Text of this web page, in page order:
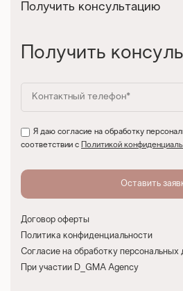
Получить консультацию
Получить
Я даю согласие на обработку
соответствии с
Политикой
Договор оферты
Политика конфиденциальности
Согласие на обработку персональных
При участии D_GMA Agency